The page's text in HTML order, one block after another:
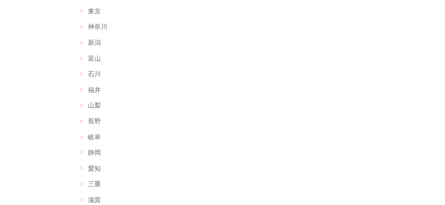
東京
神奈川
新潟
富山
石川
福井
山梨
長野
岐阜
静岡
愛知
三重
滋賀